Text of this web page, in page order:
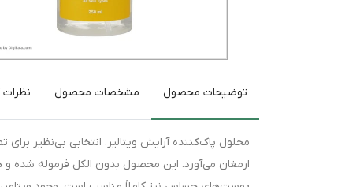
توضیحات محصول مشخصات محصول نظرات
محلول پاک‌کننده آرایش ویتالیر، انتخابی بی‌نظیر
ارمغان می‌آورد. این محصول بدون الکل فرموله شده